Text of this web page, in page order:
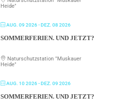
Heide"
AUG. 09 2026- DEZ. 08 2026
SOMMERFERIEN. UND JETZT?
Naturschutzstation "Muskauer
Heide"
AUG. 10 2026- DEZ. 09 2026
SOMMERFERIEN. UND JETZT?